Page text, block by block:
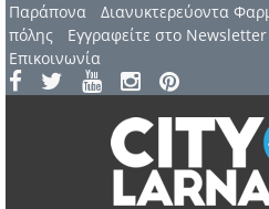
Παράπονα Διανυκτερεύοντα
πόλης
Εγγραφείτε στο
Επικοινωνία